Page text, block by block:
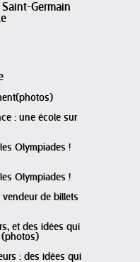
Germain
: une école sur
Olympiades !
Olympiades !
de billets
et des idées qui
: des idées qui